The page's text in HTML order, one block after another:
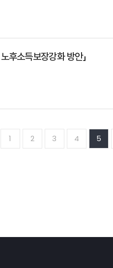
교 교수
구원 연구위원
구조화
후소득보장강화 방안」
안정화와 공적연금의 미래
가와 노후소득보장 강화 방안
1 2 3 4 5